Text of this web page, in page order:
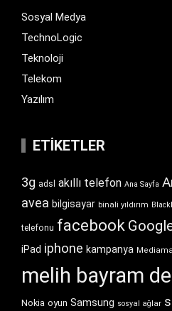
Sosyal Medya
TechnoLogic
Teknoloji
Telekom
Yazılım
ETIKETLER
3g adsl akıllı telefon Ana Sayfa
avea bilgisayar binali yıldırım
telefonu facebook
iPad iphone kampanya
melih bayram
Nokia oyun Samsung sosyal ağlar